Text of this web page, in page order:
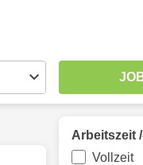
Arbeitszeit
Vollzeit